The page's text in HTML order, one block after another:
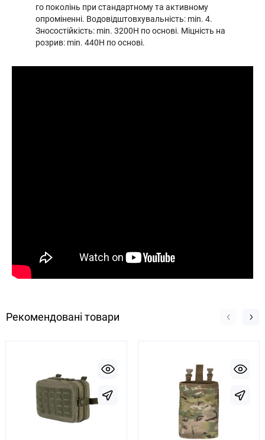
го поколінь при стандартному та активному
опроміненні. Водовідштовхувальність: min. 4.
Зносостійкість: min. 3200H по основі. Міцність на
розрив: min. 440H по основі.
Рекомендовані товари